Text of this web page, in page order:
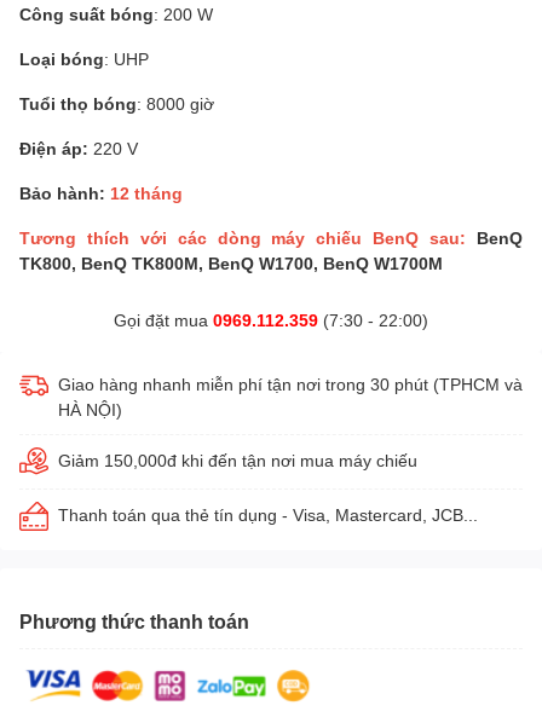
Công suất bóng: 200 W
Loại bóng: UHP
Tuổi thọ bóng: 8000 giờ
Điện áp: 220 V
Bảo hành: 12 tháng
Tương thích với các dòng máy chiếu BenQ sau:
BenQ
TK800, BenQ TK800M, BenQ W1700, BenQ W1700M
Gọi đặt mua 0969.112.359 (7:30 - 22:00)
Giao hàng nhanh miễn phí tận nơi trong 30 phút (TPHCM và
HÀ NỘI)
Giảm 150,000đ khi đến tận nơi mua máy chiếu
Thanh toán qua thẻ tín dụng - Visa, Mastercard, JCB...
Phương thức thanh toán